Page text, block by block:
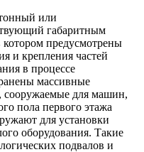
или
габаритным
предусмотрены
и крепления частей
в процессе
массивные
сооружаемые для машин,
пола первого этажа
для установки
оборудования. Такие
подвалов и